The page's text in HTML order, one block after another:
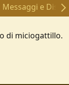
Messaggi e
di miciogattillo.